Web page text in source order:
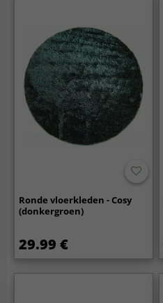
Ronde vloerkleden - Cosy
(donkergroen)
29.99 €